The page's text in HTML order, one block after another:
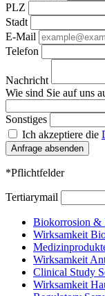
PLZ
Stadt
E-Mail
Telefon
Nachricht
Wie sind Sie auf uns
Sonstiges
Ich akzeptiere die
Anfrage absenden
*Pflichtfelder
Tertiarymail
Biokorrosion &
Wirksamkeit
Wirksamkeit
Clinical Study
Wirksamkeit